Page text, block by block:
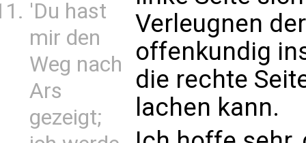
'Du hast
mir den
Weg nach
Ars
gezeigt;
Verleugnen
offenkundig
die rechte
lachen kann.